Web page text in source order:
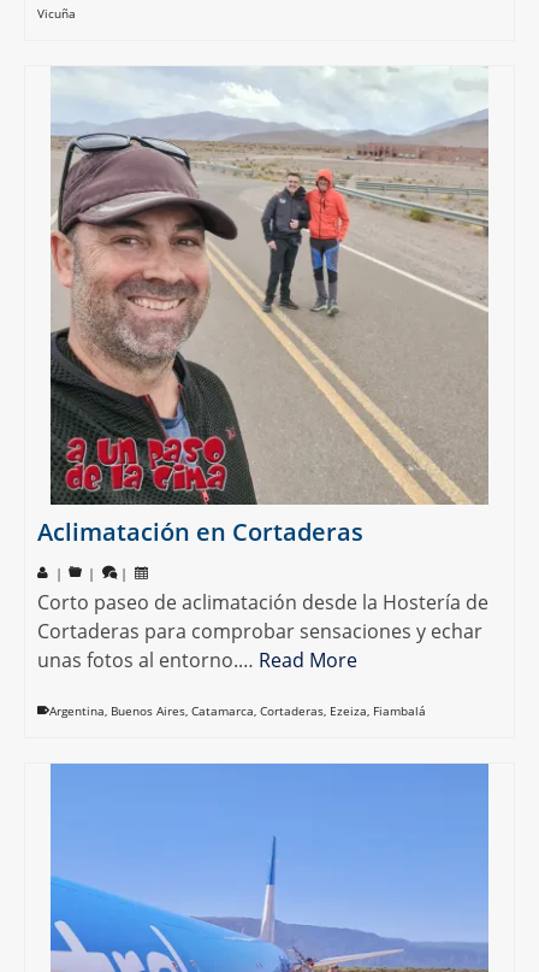
Vicuña
Aclimatación en Cortaderas
| | |
Corto paseo de aclimatación desde la Hostería de
Cortaderas para comprobar sensaciones y echar
unas fotos al entorno.… Read More
Argentina, Buenos Aires, Catamarca, Cortaderas, Ezeiza, Fiambalá